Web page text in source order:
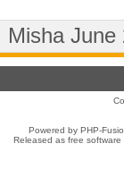
MishaJune
Powered by PHP-
Released as free